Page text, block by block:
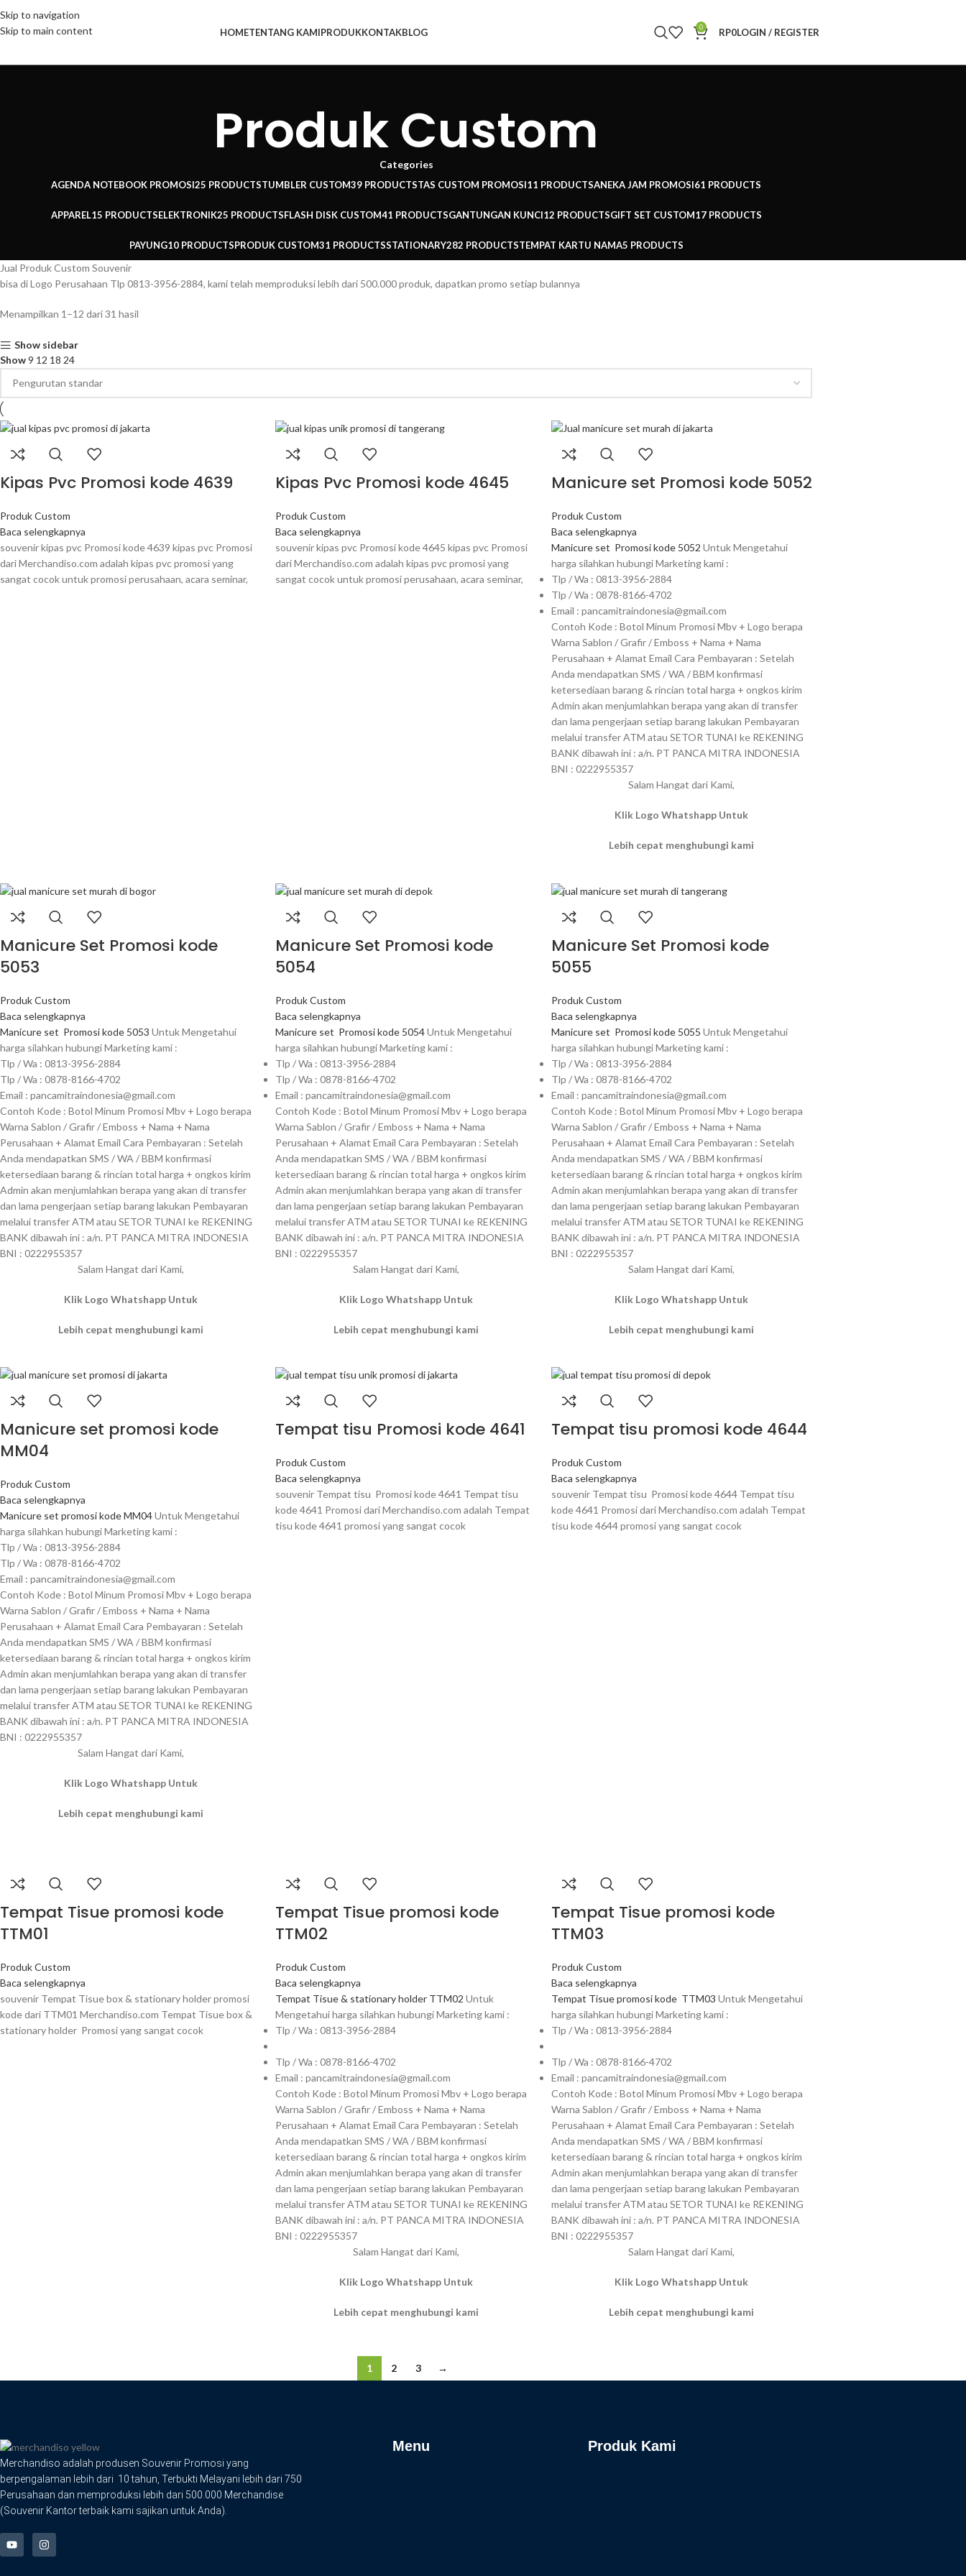
Skip to navigation
Skip to main content
HOMETENTANG KAMIPRODUKKONTAKBLOG 0 RP0LOGIN / REGISTER
Produk Custom
Categories
AGENDA NOTEBOOK PROMOSI25 PRODUCTSTUMBLER CUSTOM39 PRODUCTSTAS CUSTOM PROMOSI11 PRODUCTSANEKA JAM PROMOSI61 PRODUCTS
APPAREL15 PRODUCTSELEKTRONIK25 PRODUCTSFLASH DISK CUSTOM41 PRODUCTSGANTUNGAN KUNCI12 PRODUCTSGIFT SET CUSTOM17 PRODUCTS
PAYUNG10 PRODUCTSPRODUK CUSTOM31 PRODUCTSSTATIONARY282 PRODUCTSTEMPAT KARTU NAMA5 PRODUCTS
Jual Produk Custom Souvenir
bisa di Logo Perusahaan Tlp 0813-3956-2884, kami telah memproduksi lebih dari 500.000 produk, dapatkan promo setiap bulannya
Menampilkan 1–12 dari 31 hasil
Show sidebar
Show9 12 18 24
Kipas Pvc Promosi kode 4639
Produk Custom
Baca selengkapnya
souvenir kipas pvc Promosi kode 4639 kipas pvc Promosi
dari Merchandiso.com adalah kipas pvc promosi yang
sangat cocok untuk promosi perusahaan, acara seminar,
Kipas Pvc Promosi kode 4645
Produk Custom
Baca selengkapnya
souvenir kipas pvc Promosi kode 4645 kipas pvc Promosi
dari Merchandiso.com adalah kipas pvc promosi yang
sangat cocok untuk promosi perusahaan, acara seminar,
Manicure set Promosi kode 5052
Produk Custom
Baca selengkapnya
Manicure set Promosi kode 5052 Untuk Mengetahui
harga silahkan hubungi Marketing kami :
Tlp / Wa : 0813-3956-2884
Tlp / Wa : 0878-8166-4702
Email : pancamitraindonesia@gmail.com
Contoh Kode : Botol Minum Promosi Mbv + Logo berapa
Warna Sablon / Grafir / Emboss + Nama + Nama
Perusahaan + Alamat Email Cara Pembayaran : Setelah
Anda mendapatkan SMS / WA / BBM konfirmasi
ketersediaan barang & rincian total harga + ongkos kirim
Admin akan menjumlahkan berapa yang akan di transfer
dan lama pengerjaan setiap barang lakukan Pembayaran
melalui transfer ATM atau SETOR TUNAI ke REKENING
BANK dibawah ini : a/n. PT PANCA MITRA INDONESIA
BNI : 0222955357
Salam Hangat dari Kami,
Klik Logo Whatshapp Untuk
Lebih cepat menghubungi kami
Manicure Set Promosi kode
5053
Produk Custom
Baca selengkapnya
Manicure set Promosi kode 5053 Untuk Mengetahui
harga silahkan hubungi Marketing kami :
Tlp / Wa : 0813-3956-2884
Tlp / Wa : 0878-8166-4702
Email : pancamitraindonesia@gmail.com
Contoh Kode : Botol Minum Promosi Mbv + Logo berapa
Warna Sablon / Grafir / Emboss + Nama + Nama
Perusahaan + Alamat Email Cara Pembayaran : Setelah
Anda mendapatkan SMS / WA / BBM konfirmasi
ketersediaan barang & rincian total harga + ongkos kirim
Admin akan menjumlahkan berapa yang akan di transfer
dan lama pengerjaan setiap barang lakukan Pembayaran
melalui transfer ATM atau SETOR TUNAI ke REKENING
BANK dibawah ini : a/n. PT PANCA MITRA INDONESIA
BNI : 0222955357
Salam Hangat dari Kami,
Klik Logo Whatshapp Untuk
Lebih cepat menghubungi kami
Manicure Set Promosi kode
5054
Produk Custom
Baca selengkapnya
Manicure set Promosi kode 5054Untuk Mengetahui
harga silahkan hubungi Marketing kami :
Tlp / Wa : 0813-3956-2884
Tlp / Wa : 0878-8166-4702
Email : pancamitraindonesia@gmail.com
Contoh Kode : Botol Minum Promosi Mbv + Logo berapa
Warna Sablon / Grafir / Emboss + Nama + Nama
Perusahaan + Alamat Email Cara Pembayaran : Setelah
Anda mendapatkan SMS / WA / BBM konfirmasi
ketersediaan barang & rincian total harga + ongkos kirim
Admin akan menjumlahkan berapa yang akan di transfer
dan lama pengerjaan setiap barang lakukan Pembayaran
melalui transfer ATM atau SETOR TUNAI ke REKENING
BANK dibawah ini : a/n. PT PANCA MITRA INDONESIA
BNI : 0222955357
Salam Hangat dari Kami,
Klik Logo Whatshapp Untuk
Lebih cepat menghubungi kami
Manicure Set Promosi kode
5055
Produk Custom
Baca selengkapnya
Manicure set Promosi kode 5055 Untuk Mengetahui
harga silahkan hubungi Marketing kami :
Tlp / Wa : 0813-3956-2884
Tlp / Wa : 0878-8166-4702
Email : pancamitraindonesia@gmail.com
Contoh Kode : Botol Minum Promosi Mbv + Logo berapa
Warna Sablon / Grafir / Emboss + Nama + Nama
Perusahaan + Alamat Email Cara Pembayaran : Setelah
Anda mendapatkan SMS / WA / BBM konfirmasi
ketersediaan barang & rincian total harga + ongkos kirim
Admin akan menjumlahkan berapa yang akan di transfer
dan lama pengerjaan setiap barang lakukan Pembayaran
melalui transfer ATM atau SETOR TUNAI ke REKENING
BANK dibawah ini : a/n. PT PANCA MITRA INDONESIA
BNI : 0222955357
Salam Hangat dari Kami,
Klik Logo Whatshapp Untuk
Lebih cepat menghubungi kami
Manicure set promosi kode
MM04
Produk Custom
Baca selengkapnya
Manicure set promosi kode MM04Untuk Mengetahui
harga silahkan hubungi Marketing kami :
Tlp / Wa : 0813-3956-2884
Tlp / Wa : 0878-8166-4702
Email : pancamitraindonesia@gmail.com
Contoh Kode : Botol Minum Promosi Mbv + Logo berapa
Warna Sablon / Grafir / Emboss + Nama + Nama
Perusahaan + Alamat Email Cara Pembayaran : Setelah
Anda mendapatkan SMS / WA / BBM konfirmasi
ketersediaan barang & rincian total harga + ongkos kirim
Admin akan menjumlahkan berapa yang akan di transfer
dan lama pengerjaan setiap barang lakukan Pembayaran
melalui transfer ATM atau SETOR TUNAI ke REKENING
BANK dibawah ini : a/n. PT PANCA MITRA INDONESIA
BNI : 0222955357
Salam Hangat dari Kami,
Klik Logo Whatshapp Untuk
Lebih cepat menghubungi kami
Tempat tisu Promosi kode 4641
Produk Custom
Baca selengkapnya
souvenir Tempat tisu Promosi kode 4641 Tempat tisu
kode 4641 Promosi dari Merchandiso.com adalah Tempat
tisu kode 4641 promosi yang sangat cocok
Tempat tisu promosi kode 4644
Produk Custom
Baca selengkapnya
souvenir Tempat tisu Promosi kode 4644 Tempat tisu
kode 4641 Promosi dari Merchandiso.com adalah Tempat
tisu kode 4644 promosi yang sangat cocok
Tempat Tisue promosi kode
TTM01
Produk Custom
Baca selengkapnya
souvenir Tempat Tisue box & stationary holder promosi
kode dari TTM01 Merchandiso.com Tempat Tisue box &
stationary holder Promosi yang sangat cocok
Tempat Tisue promosi kode
TTM02
Produk Custom
Baca selengkapnya
Tempat Tisue & stationary holder TTM02 Untuk
Mengetahui harga silahkan hubungi Marketing kami :
Tlp / Wa : 0813-3956-2884
Tlp / Wa : 0878-8166-4702
Email : pancamitraindonesia@gmail.com
Contoh Kode : Botol Minum Promosi Mbv + Logo berapa
Warna Sablon / Grafir / Emboss + Nama + Nama
Perusahaan + Alamat Email Cara Pembayaran : Setelah
Anda mendapatkan SMS / WA / BBM konfirmasi
ketersediaan barang & rincian total harga + ongkos kirim
Admin akan menjumlahkan berapa yang akan di transfer
dan lama pengerjaan setiap barang lakukan Pembayaran
melalui transfer ATM atau SETOR TUNAI ke REKENING
BANK dibawah ini : a/n. PT PANCA MITRA INDONESIA
BNI : 0222955357
Salam Hangat dari Kami,
Klik Logo Whatshapp Untuk
Lebih cepat menghubungi kami
Tempat Tisue promosi kode
TTM03
Produk Custom
Baca selengkapnya
Tempat Tisue promosi kode TTM03 Untuk Mengetahui
harga silahkan hubungi Marketing kami :
Tlp / Wa : 0813-3956-2884
Tlp / Wa : 0878-8166-4702
Email : pancamitraindonesia@gmail.com
Contoh Kode : Botol Minum Promosi Mbv + Logo berapa
Warna Sablon / Grafir / Emboss + Nama + Nama
Perusahaan + Alamat Email Cara Pembayaran : Setelah
Anda mendapatkan SMS / WA / BBM konfirmasi
ketersediaan barang & rincian total harga + ongkos kirim
Admin akan menjumlahkan berapa yang akan di transfer
dan lama pengerjaan setiap barang lakukan Pembayaran
melalui transfer ATM atau SETOR TUNAI ke REKENING
BANK dibawah ini : a/n. PT PANCA MITRA INDONESIA
BNI : 0222955357
Salam Hangat dari Kami,
Klik Logo Whatshapp Untuk
Lebih cepat menghubungi kami
1 2 3 →
Merchandiso adalah produsen Souvenir Promosi yang
berpengalaman lebih dari 10 tahun, Terbukti Melayani lebih dari 750
Perusahaan dan memproduksi lebih dari 500.000 Merchandise
(Souvenir Kantor terbaik kami sajikan untuk Anda).
Menu Produk Kami